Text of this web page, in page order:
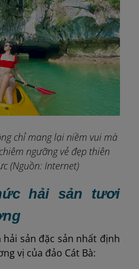
chỉ mang lại niềm vui mà
ngưỡng vẻ đẹp thiên
(Nguồn: Internet)
hải sản tươi
sản đặc sản nhất định
vị của đảo Cát Bà: